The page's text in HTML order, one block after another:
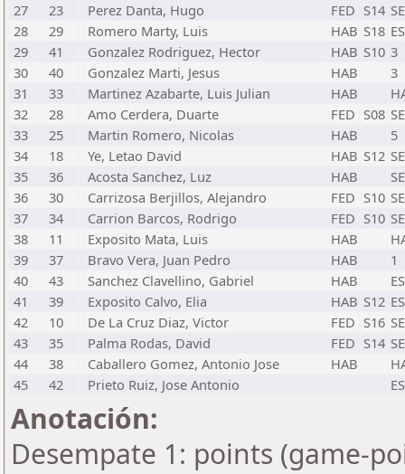
27
23 Perez Danta, Hugo FED S14 SE
28
29 Romero Marty, Luis HAB S18
29
41 Gonzalez Rodriguez, Hector HAB S10 3
30
40 Gonzalez Marti, Jesus HAB
3
31
33 Martinez Azabarte, Luis Julian HAB
32
28 Amo Cerdera, Duarte FED S08 SE
33
25 Martin Romero, Nicolas HAB
5
34
18 Ye, Letao David HAB S12 SE
35
36 Acosta Sanchez, Luz HAB
SE
36
30 Carrizosa Berjillos, Alejandro FED S10 SE
37
34 Carrion Barcos, Rodrigo FED S10 SE
38
11 Exposito Mata, Luis HAB
39
37 Bravo Vera, Juan Pedro HAB
1
40
43 Sanchez Clavellino, Gabriel HAB
41
39 Exposito Calvo, Elia HAB S12
42
10 De La Cruz Diaz, Victor FED S16 SE
43
35 Palma Rodas, David FED S14 SE
44
38 Caballero Gomez, Antonio Jose HAB
45
42 Prieto Ruiz, Jose Antonio
Anotación:
Desempate 1: points (game-